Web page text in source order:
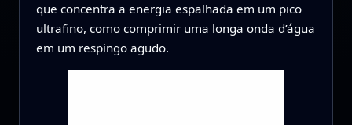
que concentra a energia espalhada em um pico
ultrafino, como comprimir uma longa onda d’água
em um respingo agudo.